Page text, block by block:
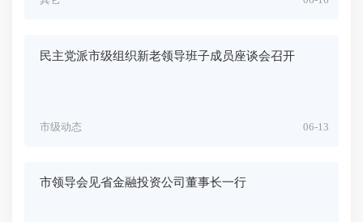
民主党派市级组织新老领导班子成员座谈会召开
06-13
市级动态
市领导会见省金融投资公司董事长一行